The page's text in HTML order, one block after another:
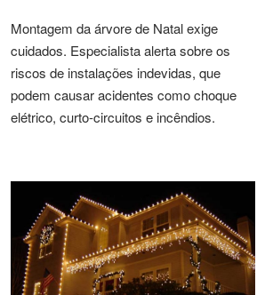
Montagem da árvore de Natal exige
cuidados. Especialista alerta sobre os
riscos de instalações indevidas, que
podem causar acidentes como choque
elétrico, curto-circuitos e incêndios.